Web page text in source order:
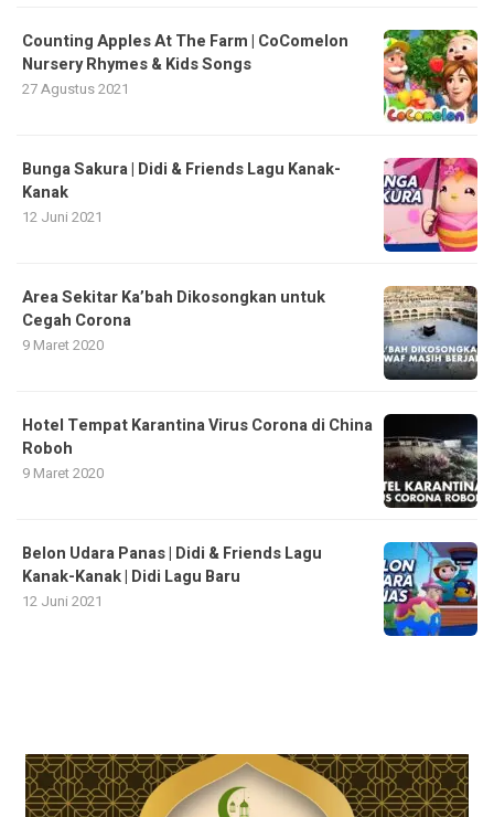
Counting Apples At The Farm | CoComelon
Nursery Rhymes & Kids Songs
27 Agustus 2021
Bunga Sakura | Didi & Friends Lagu Kanak-
Kanak
12 Juni 2021
Area Sekitar Ka’bah Dikosongkan untuk
Cegah Corona
9 Maret 2020
Hotel Tempat Karantina Virus Corona di China
Roboh
9 Maret 2020
Belon Udara Panas | Didi & Friends Lagu
Kanak-Kanak | Didi Lagu Baru
12 Juni 2021